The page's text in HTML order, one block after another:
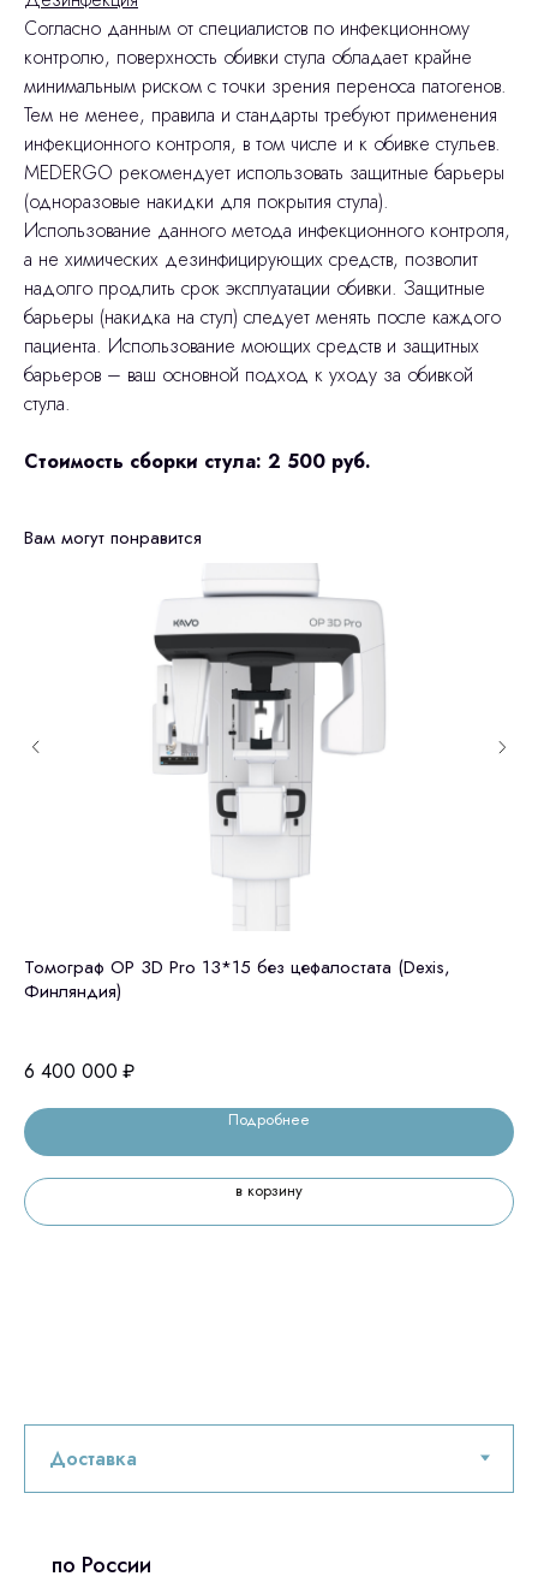
Согласно данным от специалистов по инфекционному
контролю, поверхность обивки стула обладает крайне
минимальным риском с точки зрения переноса патогенов.
Тем не менее, правила и стандарты требуют применения
инфекционного контроля, в том числе и к обивке стульев.
MEDERGO рекомендует использовать защитные барьеры
(одноразовые накидки для покрытия стула).
Использование данного метода инфекционного контроля,
а не химических дезинфицирующих средств, позволит
надолго продлить срок эксплуатации обивки. Защитные
барьеры (накидка на стул) следует менять после каждого
пациента. Использование моющих средств и защитных
барьеров – ваш основной подход к уходу за обивкой
стула.
Стоимость сборки стула: 2 500 руб.
Вам могут понравится
Томограф OP 3D Pro 13*15 без цефалостата (Dexis,
Финляндия)
6 400 000 ₽
Подробнее
в корзину
по России
Остались вопросы
оставьте контакты, мы свяжемся и
ответим на все вопросы
© 2024 ЛС Дентал Групп
Главная
3D печать
Лицензирование
Политика конфиденциальности